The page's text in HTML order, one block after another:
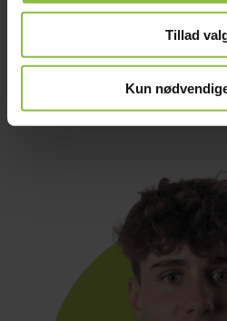
Tillad
Kun
FØLG OS PÅ INSTAGRAM-
hverdag og efterskoleliv